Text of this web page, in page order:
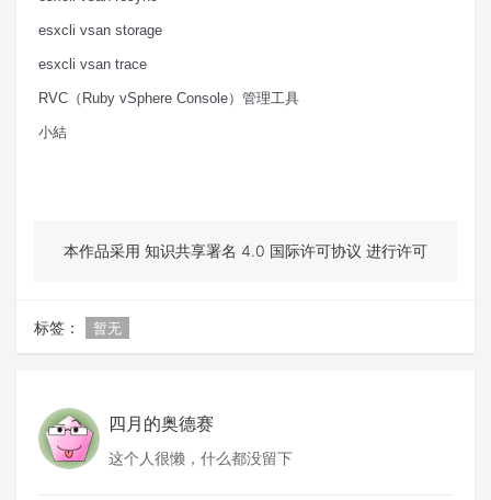
esxcli vsan storage
esxcli vsan trace
RVC （ Ruby vSphere Console）管理工具
小結
本作品采用 知识共享署名 4.0 国际许可协议 进行许可
标签： 暂无
四月的奥德赛
这个人很懒，什么都没留下